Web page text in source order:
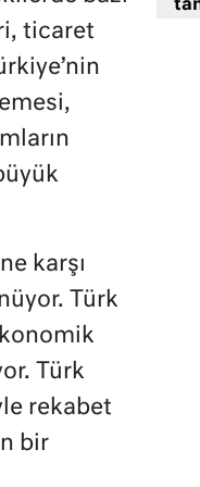
ticaret
karşı
Türk
Türk
rekabet
bir